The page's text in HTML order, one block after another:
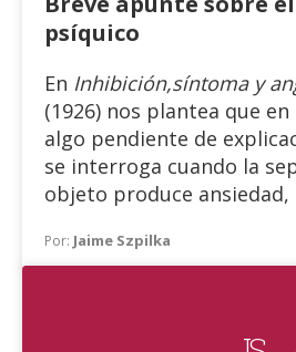
psíquico
En Inhibición,síntoma y
(1926) nos plantea que
algo pendiente de
se interroga cuando la
objeto produce
añorante, “longing”, del
refiere más al peligro que
Por: Jaime Szpilka